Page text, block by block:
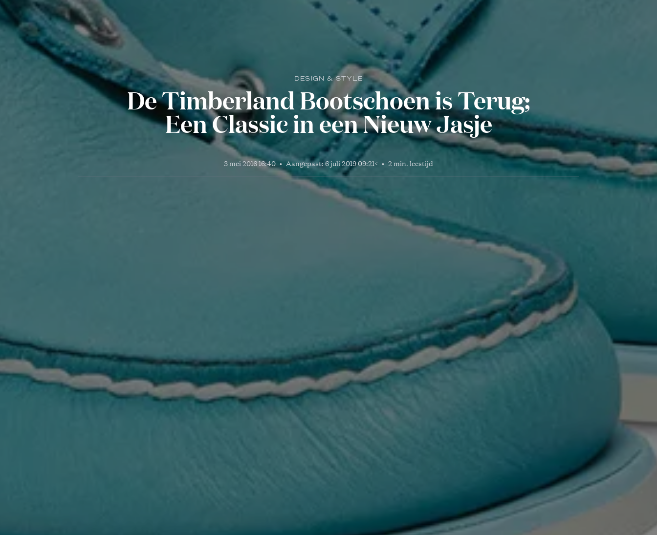
DESIGN & STYLE
De Timberland Bootschoen is Terug;
Een Classic in een Nieuw Jasje
3 mei 2016 16:40 • Aangepast: 6 juli 2019 09:21< • 2 min. leestijd